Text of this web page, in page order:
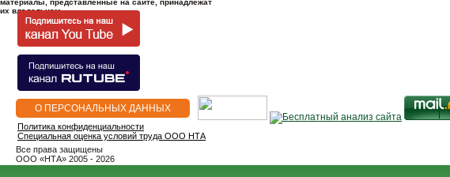
материалы, представленные на сайте, принадлежат
их владельцам.
О ПЕРСОНАЛЬНЫХ ДАННЫХ
Все права защищены
OOO «НТА» 2005 - 2026
Политика конфиденциальности
Специальная оценка условий труда ООО НТА